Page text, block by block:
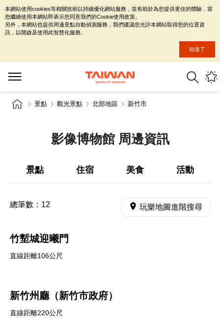
景點 觀光景點 北部地區 新竹市
影像博物館 周邊資訊
景點 住宿 美食 活動
總筆數： 12 玩樂地圖進階搜尋
竹塹城迎曦門
直線距離106公尺
新竹州廳（新竹市政府）
直線距離220公尺
本網站使用cookies等相關技術以持續優化網站服務，並有助於為您提供更佳的體驗，當
您繼續使用本網站即表示您同意我們的Cookie使用政策。
另外，本網站也提供周邊景點自動偵測服務，我們建議您允許本網站取得您的位置資
訊，以開啟及使用此智慧化服務。
知道了